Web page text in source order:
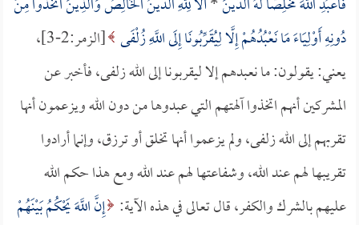
دُونِهِ أَوْلِيَاءَ مَا نَعْبُدُهُمْ إِلَّا لِيُقَرِّبُونَا إِلَى اللَّهِ زُلْفَى
[الزمر:2-3]،
يعني: يقولون: ما نعبدهم إلا ليقربونا إلى الله زلفى، فأخبر عن
المشركين أنهم اتخذوا آلهتهم التي عبدوها من دون الله ويزعمون أنها
تقربهم إلى الله زلفى، ولم يزعموا أنها تخلق أو ترزق، وإنما أرادوا
تقريبها لهم عند الله، وشفاعتها لهم عند الله ومع هذا حكم الله
عليهم بالشرك والكفر، قال تعالى في هذه الآية: إِنَّ اللَّهَ يَحْكُمُ بَيْنَهُمْ